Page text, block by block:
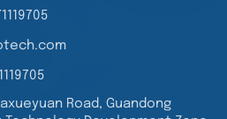
Road, Guandong